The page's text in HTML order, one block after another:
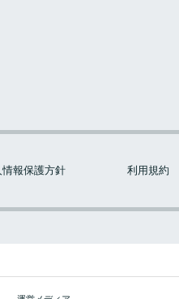
情報保護方針 利用規約